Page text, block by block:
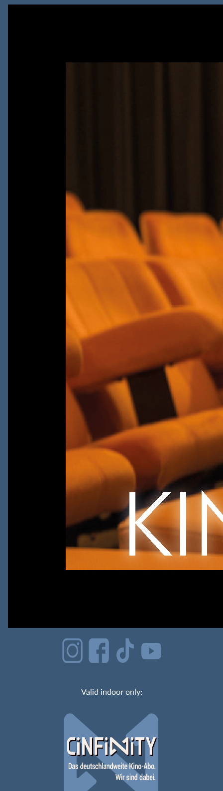
Valid indoor only: